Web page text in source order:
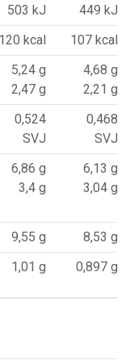
503 kJ
449 kJ
120 kcal
107 kcal
5,24 g
2,47 g
4,68 g
2,21 g
0,524
SVJ
0,468
SVJ
6,86 g
3,4 g
6,13 g
3,04 g
9,55 g
8,53 g
1,01 g 0,897 g